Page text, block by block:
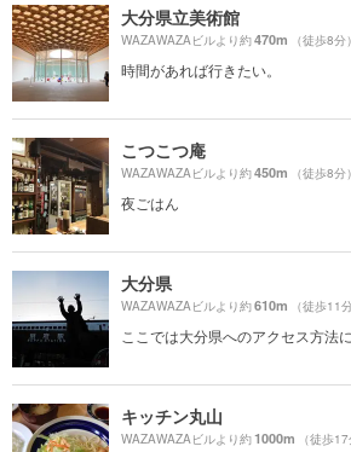
大分県立美術館
WAZAWAZAビルより約470m （徒歩8分）
時間があれば行きたい。
こつこつ庵
WAZAWAZAビルより約450m （徒歩8分）
夜ごはん
大分県
WAZAWAZAビルより約610m （徒歩11分
ここでは大分県へのアクセス方法
キッチン丸山
WAZAWAZAビルより約1000m （徒歩17